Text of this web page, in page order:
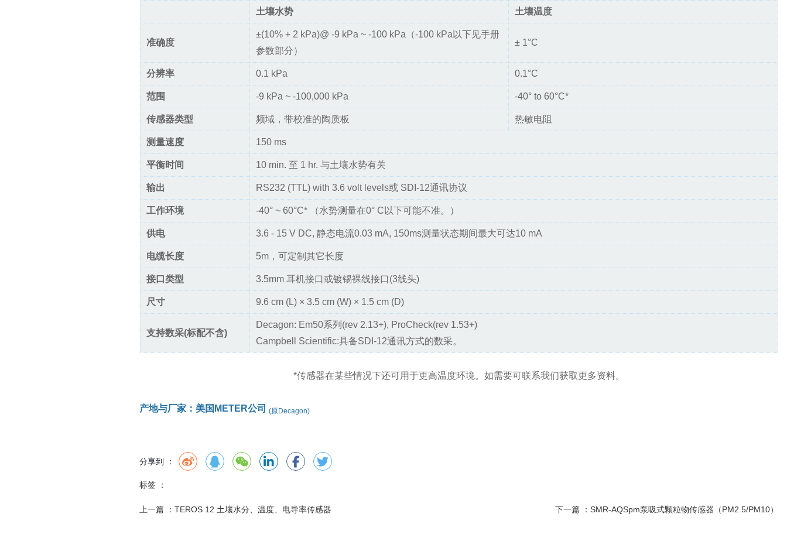
土壤水势 土壤温度
准确度
±(10% + 2 kPa)@ -9 kPa ~ -100 kPa（-100 kPa以下见手册
参数部分）
± 1°C
分辨率 0.1 kPa 0.1°C
范围 -9 kPa ~ -100,000 kPa -40° to 60°C*
传感器类型 频域，带校准的陶质板 热敏电阻
测量速度 150 ms
平衡时间 10 min. 至 1 hr. 与土壤水势有关
输出 RS232 (TTL) with 3.6 volt levels或 SDI-12通讯协议
工作环境 -40° ~ 60°C* （水势测量在0° C以下可能不准。）
供电 3.6 - 15 V DC, 静态电流0.03 mA, 150ms测量状态期间最大可达10 mA
电缆长度 5m，可定制其它长度
接口类型 3.5mm 耳机接口或镀锡裸线接口(3线头)
尺寸 9.6 cm (L) × 3.5 cm (W) × 1.5 cm (D)
支持数采(标配不含)
Decagon: Em50系列(rev 2.13+), ProCheck(rev 1.53+)
Campbell Scientific:具备SDI-12通讯方式的数采。
*传感器在某些情况下还可用于更高温度环境。如需要可联系我们获取更多资料。
产地与厂家：美国METER公司(原Decagon)
分享到 ：
标签 ：
上一篇 ：TEROS 12 土壤水分、温度、电导率传感器 下一篇 ： SMR-AQSpm泵吸式颗粒物传感器（PM2.5/PM10）